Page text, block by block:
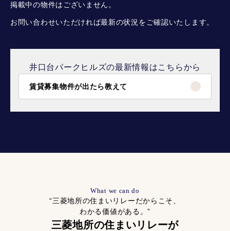
掲載中の物件はございません。
お問い合わせいただければ最新の状況をご確認いたします。
井口台パークヒルズの最新情報はこちらから
賃貸募集物件が出たら教えて
What we can do
“三菱地所の住まいリレーだからこそ、
わかる価値がある。”
三菱地所の住まいリレーが